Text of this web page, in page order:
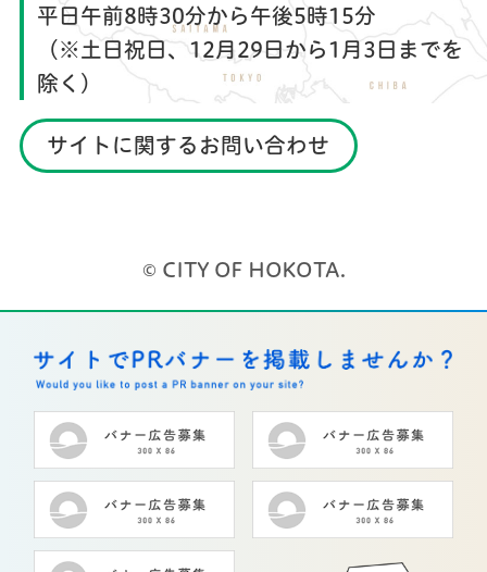
平日午前8時30分から午後5時15分
（※土日祝日、12月29日から1月3日までを
除く）
サイトに関するお問い合わせ
© CITY OF HOKOTA.